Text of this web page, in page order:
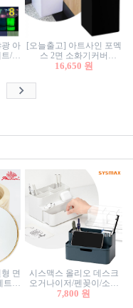
아
/야
[오늘출고] 아트사인 포멕
스 2면 소화기커버
1470/1471/소화기커버/소
함/소화기거치대/소화기
16,650 원
면
트
팅
시스맥스 올리오 데스크
오거나이저/펜꽂이/소품
꽂이/소품함/정리함/수납
7,800 원